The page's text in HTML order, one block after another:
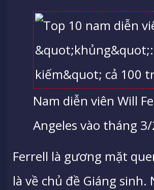
Nam diễn viên Will
Angeles vào tháng
Ferrell là gương mặt
là về chủ đề Giáng